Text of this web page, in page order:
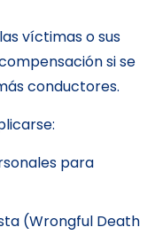
víctimas o sus
si se
conductores.
para
(Wrongful Death